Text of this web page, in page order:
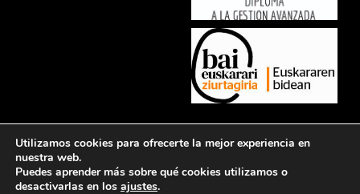
luctus nec ullamcorper mattis, pulvinar dapibus leo.
Utilizamos cookies para ofrecerte la mejor experiencia en
nuestra web.
Puedes aprender más sobre qué cookies utilizamos o
desactivarlas en los ajustes.